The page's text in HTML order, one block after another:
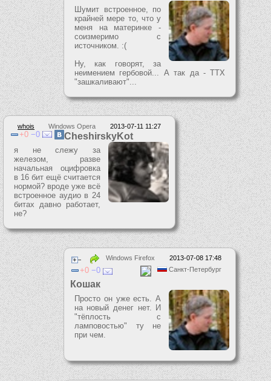
Шумит встроенное, по
крайней мере то, что у
меня на материнке -
соизмеримо с
источником. :(
Ну, как говорят, за
неимением гербовой... А так да - ТТХ
"зашкаливают"...
2013-07-11 11:27
Windows Opera
whois
0 0 CheshirskyKot
я не слежу за
железом, разве
начальная оцифровка
в 16 бит ещё считается
нормой? вроде уже всё
встроенное аудио в 24
битах давно работает,
не?
2013-07-08 17:48
Windows Firefox
Санкт-Петербург
0 0
Кошак
Просто он уже есть. А
на новый денег нет. И
"тёплость с
ламповостью" ту не
при чем.